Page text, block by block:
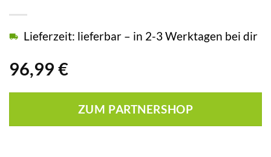
96,99 €
Lieferzeit: lieferbar – in 2-3 Werktagen bei dir
ZUM PARTNERSHOP